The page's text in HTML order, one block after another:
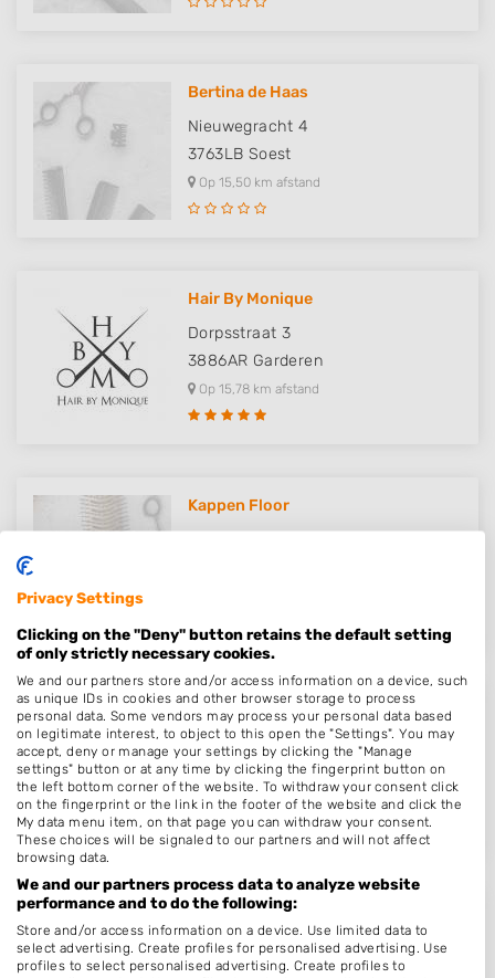
Bertina de Haas
Nieuwegracht 4
3763LB Soest
Op 15,50 km afstand
Hair By Monique
Dorpsstraat 3
3886AR Garderen
Op 15,78 km afstand
Kappen Floor
BeautyKamer
Gelreweg 36
3843AN Harderwijk
Op 16,11 km afstand
Luttekepoortstraat 36 A
Privacy Settings
Clicking on the "Deny" button retains the default setting
of only strictly necessary cookies.
We and our partners store and/or access information on a device, such
as unique IDs in cookies and other browser storage to process
personal data. Some vendors may process your personal data based
on legitimate interest, to object to this open the "Settings". You may
accept, deny or manage your settings by clicking the "Manage
settings" button or at any time by clicking the fingerprint button on
the left bottom corner of the website. To withdraw your consent click
on the fingerprint or the link in the footer of the website and click the
My data menu item, on that page you can withdraw your consent.
These choices will be signaled to our partners and will not affect
browsing data.
We and our partners process data to analyze website
performance and to do the following:
Store and/or access information on a device. Use limited data to
select advertising. Create profiles for personalised advertising. Use
profiles to select personalised advertising. Create profiles to